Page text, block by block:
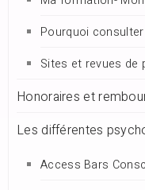
Pourquoi
Sites et revues de
Honoraires et
Les différentes
Access Bars